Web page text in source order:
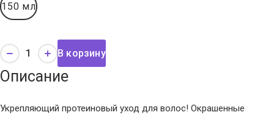
150 мл
В корзину
Описание
Укрепляющий протеиновый уход для волос! Окрашенные